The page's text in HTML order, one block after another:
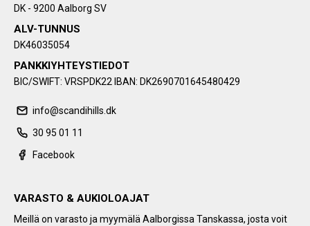
DK - 9200 Aalborg SV
ALV-TUNNUS
DK46035054
PANKKIYHTEYSTIEDOT
BIC/SWIFT: VRSPDK22 IBAN: DK2690701645480429
info@scandihills.dk
30 95 01 11
Facebook
VARASTO & AUKIOLOAJAT
Meillä on varasto ja myymälä Aalborgissa Tanskassa, josta voit